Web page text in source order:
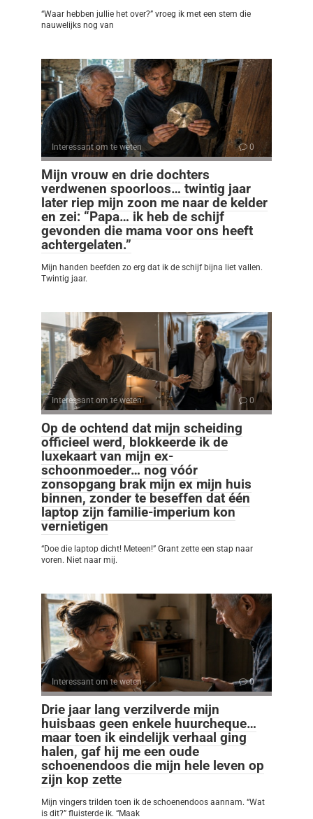
“Waar hebben jullie het over?” vroeg ik met een stem die
nauwelijks nog van
Interessant om te weten 0
Mijn vrouw en drie dochters
verdwenen spoorloos… twintig jaar
later riep mijn zoon me naar de kelder
en zei: “Papa… ik heb de schijf
gevonden die mama voor ons heeft
achtergelaten.”
Mijn handen beefden zo erg dat ik de schijf bijna liet vallen.
Twintig jaar.
Interessant om te weten 0
Op de ochtend dat mijn scheiding
officieel werd, blokkeerde ik de
luxekaart van mijn ex-
schoonmoeder… nog vóór
zonsopgang brak mijn ex mijn huis
binnen, zonder te beseffen dat één
laptop zijn familie-imperium kon
vernietigen
“Doe die laptop dicht! Meteen!” Grant zette een stap naar
voren. Niet naar mij.
Interessant om te weten 0
Drie jaar lang verzilverde mijn
huisbaas geen enkele huurcheque…
maar toen ik eindelijk verhaal ging
halen, gaf hij me een oude
schoenendoos die mijn hele leven op
zijn kop zette
Mijn vingers trilden toen ik de schoenendoos aannam. “Wat
is dit?” fluisterde ik. “Maak